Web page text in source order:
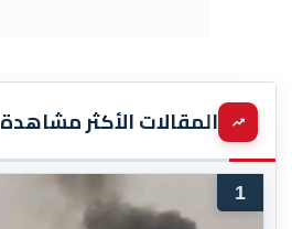
المقالات الأكثر مشاهدة
1